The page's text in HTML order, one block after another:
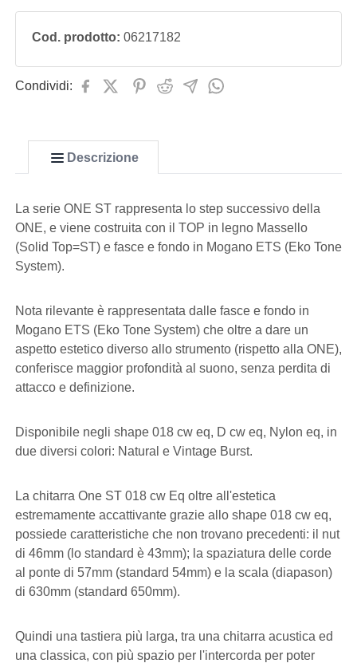
Cod. prodotto: 06217182
Condividi:
Descrizione
La serie ONE ST rappresenta lo step successivo della
ONE, e viene costruita con il TOP in legno Massello
(Solid Top=ST) e fasce e fondo in Mogano ETS (Eko Tone
System).
Nota rilevante è rappresentata dalle fasce e fondo in
Mogano ETS (Eko Tone System) che oltre a dare un
aspetto estetico diverso allo strumento (rispetto alla ONE),
conferisce maggior profondità al suono, senza perdita di
attacco e definizione.
Disponibile negli shape 018 cw eq, D cw eq, Nylon eq, in
due diversi colori: Natural e Vintage Burst.
La chitarra One ST 018 cw Eq oltre all'estetica
estremamente accattivante grazie allo shape 018 cw eq,
possiede caratteristiche che non trovano precedenti: il nut
di 46mm (lo standard è 43mm); la spaziatura delle corde
al ponte di 57mm (standard 54mm) e la scala (diapason)
di 630mm (standard 650mm).
Quindi una tastiera più larga, tra una chitarra acustica ed
una classica, con più spazio per l'intercorda per poter